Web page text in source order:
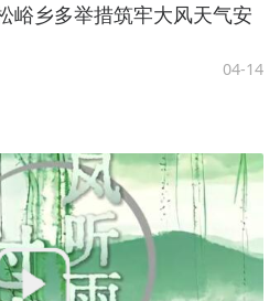
峪乡多举措筑牢大风天气安
04-14